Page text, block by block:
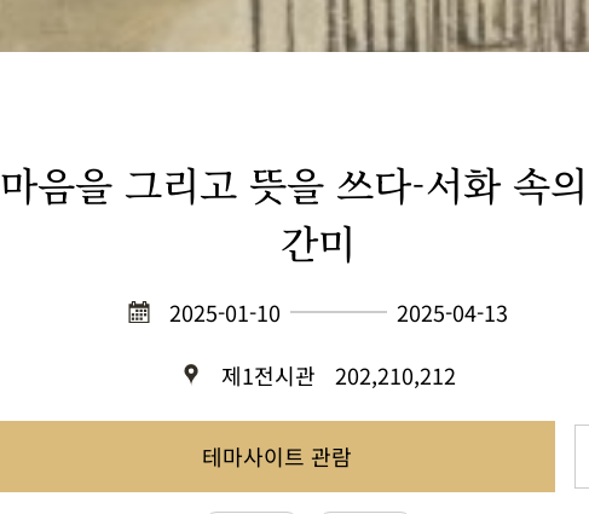
마음을 그리고 뜻을 쓰다-서화 속
간미
2025-01-10
2025-04-13
제1전시관
202,210,212
테마사이트 관람